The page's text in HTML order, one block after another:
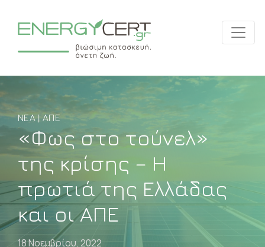
ΝΈΑ | ΑΠΕ
«Φως στο τούνελ»
της κρίσης – Η
πρωτιά της Ελλάδας
και οι ΑΠΕ
18 Νοεμβρίου, 2022